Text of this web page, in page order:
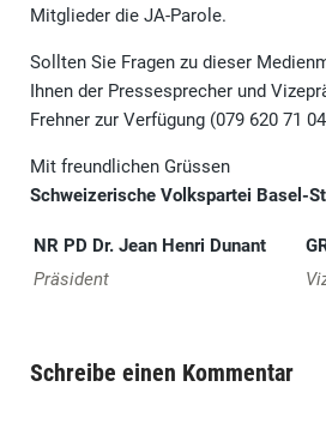
Mitglieder die JA-Parole.
Sollten Sie Fragen zu dieser
Ihnen der Pressesprecher und
Frehner zur Verfügung (079 620 71
Mit freundlichen Grüssen
Schweizerische Volkspartei Basel-
NR PD Dr. Jean Henri Dunant
Präsident
Schreibe einen Kommentar